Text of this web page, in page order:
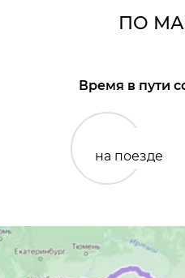
ПО
Время в пути
на поезде